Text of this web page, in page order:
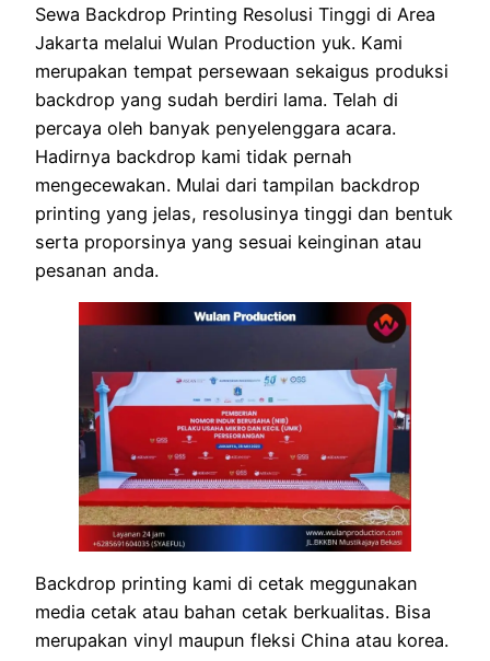
Sewa Backdrop Printing Resolusi Tinggi di Area
Jakarta melalui Wulan Production yuk. Kami
merupakan tempat persewaan sekaigus produksi
backdrop yang sudah berdiri lama. Telah di
percaya oleh banyak penyelenggara acara.
Hadirnya backdrop kami tidak pernah
mengecewakan. Mulai dari tampilan backdrop
printing yang jelas, resolusinya tinggi dan bentuk
serta proporsinya yang sesuai keinginan atau
pesanan anda.
Backdrop printing kami di cetak meggunakan
media cetak atau bahan cetak berkualitas. Bisa
merupakan vinyl maupun fleksi China atau korea.